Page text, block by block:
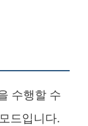
수행할 수
드입니다.